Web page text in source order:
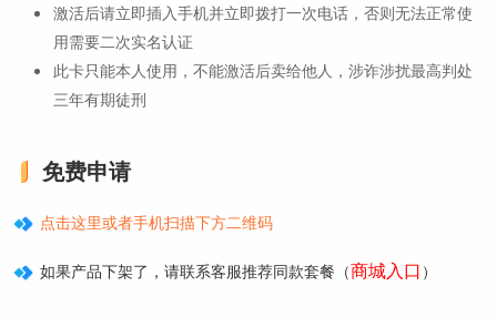
激活后请立即插入手机并立即拨打一次电话，否则无法正常使
用需要二次实名认证
此卡只能本人使用，不能激活后卖给他人，涉诈涉扰最高判处
三年有期徒刑
免费申请
点击这里或者手机扫描下方二维码
如果产品下架了，请联系客服推荐同款套餐（商城入口 ）